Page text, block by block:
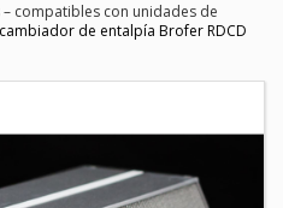
compatibles con unidades de
de entalpía Brofer RDCD